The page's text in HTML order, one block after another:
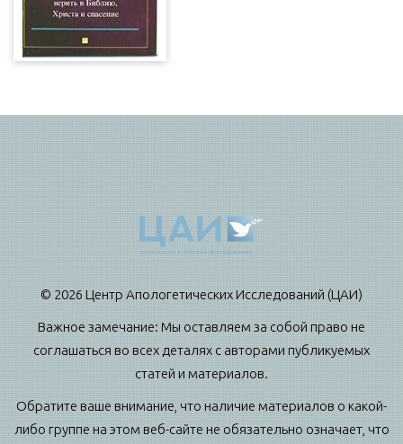
© 2026 Центр Апологетических Исследований (ЦАИ)
Важное замечание: Мы оставляем за собой право не
соглашаться во всех деталях с авторами публикуемых
статей и материалов.
Обратите ваше внимание, что наличие материалов о какой-
либо группе на этом веб-сайте не обязательно означает, что